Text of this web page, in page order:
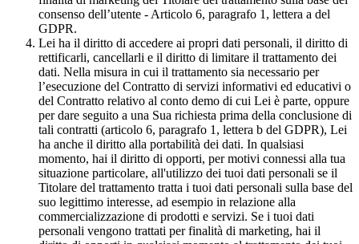
consenso dell’utente - Articolo 6, paragrafo 1, lettera a del
GDPR.
Lei ha il diritto di accedere ai propri dati personali, il diritto di
rettificarli, cancellarli e il diritto di limitare il trattamento dei
dati. Nella misura in cui il trattamento sia necessario per
l’esecuzione del Contratto di servizi informativi ed educativi o
del Contratto relativo al conto demo di cui Lei è parte, oppure
per dare seguito a una Sua richiesta prima della conclusione di
tali contratti (articolo 6, paragrafo 1, lettera b del GDPR), Lei
ha anche il diritto alla portabilità dei dati. In qualsiasi
momento, hai il diritto di opporti, per motivi connessi alla tua
situazione particolare, all'utilizzo dei tuoi dati personali se il
Titolare del trattamento tratta i tuoi dati personali sulla base del
suo legittimo interesse, ad esempio in relazione alla
commercializzazione di prodotti e servizi. Se i tuoi dati
personali vengono trattati per finalità di marketing, hai il